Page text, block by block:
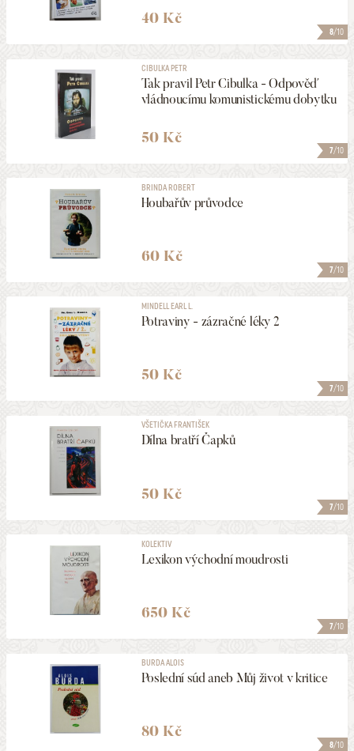
8/10
40 Kč
7/10
CIBULKA PETR
Tak pravil Petr Cibulka - Odpověď
vládnoucímu komunistickému dobytku
50 Kč
7/10
BRINDA ROBERT
Houbařův průvodce
60 Kč
7/10
MINDELL EARL L.
Potraviny - zázračné léky 2
50 Kč
7/10
VŠETIČKA FRANTIŠEK
Dílna bratří Čapků
50 Kč
7/10
KOLEKTIV
Lexikon východní moudrosti
650 Kč
8/10
BURDA ALOIS
Poslední súd aneb Můj život v kritice
80 Kč